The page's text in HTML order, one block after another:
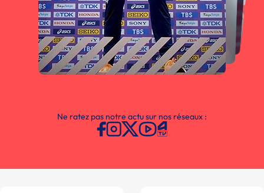
Ne ratez pas notre actu sur nos réseaux :